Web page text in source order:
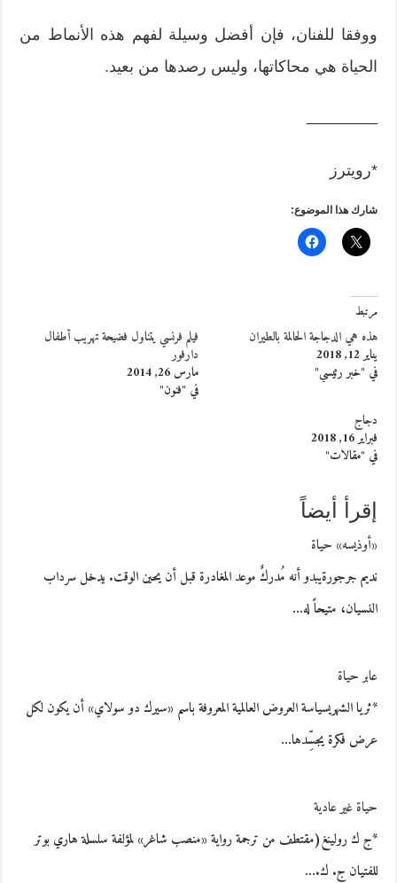
ووفقا للفنان، فإن أفضل وسيلة لفهم هذه الأنماط من
الحياة هي محاكاتها، وليس رصدها من بعيد.
*رويترز
شارك هذا الموضوع:
مرتبط
هذه هي الدجاجة الحالمة بالطيران
يناير 12, 2018
في "خبر رئيسي"
فيلم فرنسي يتناول فضيحة تهريب أطفال
دارفور
مارس 26, 2014
في "فنون"
دجاج
فبراير 16, 2018
في "مقالات"
إقرأ أيضاً
«أوذيسه» حياة
نديم جرجورةيبدو أنه مُدركٌ موعد المغادرة قبل أن يحين الوقت. يدخل سرداب
النسيان، متيحاً له…
عابر حياة
*ثريا الشهريسياسة العروض العالمية المعروفة باسم «سيرك دو سولاي» أن يكون لكل
عرض فكرة يجسِّدها…
حياة غير عادية
*ج ك رولينغ(مقتطف من ترجمة رواية «منصب شاغر» لمؤلفة سلسلة هاري بوتر
للفتيان ج. ك.…